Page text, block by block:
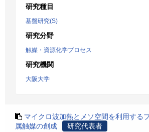
研究種目
基盤研究(S)
研究分野
触媒・資源化学プロセス
研究機関
大阪大学
マイクロ波加熱とメソ空間を利用する
属触媒の創成
研究代表者